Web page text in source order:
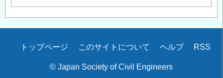
Secondary
トップページ このサイトについて ヘルプ RSS
© Japan Society of Civil Engineers